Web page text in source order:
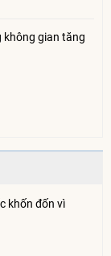
không gian tăng
khốn đốn vì